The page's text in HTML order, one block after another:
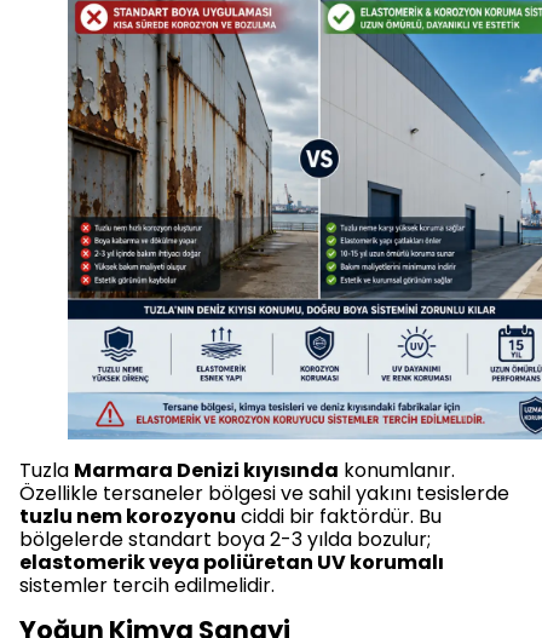
Tuzla Marmara Denizi kıyısında konumlanır.
Özellikle tersaneler bölgesi ve sahil yakını tesislerde
tuzlu nem korozyonu ciddi bir faktördür. Bu
bölgelerde standart boya 2-3 yılda bozulur;
elastomerik veya poliüretan UV korumalı
sistemler tercih edilmelidir.
Yoğun Kimya Sanayi